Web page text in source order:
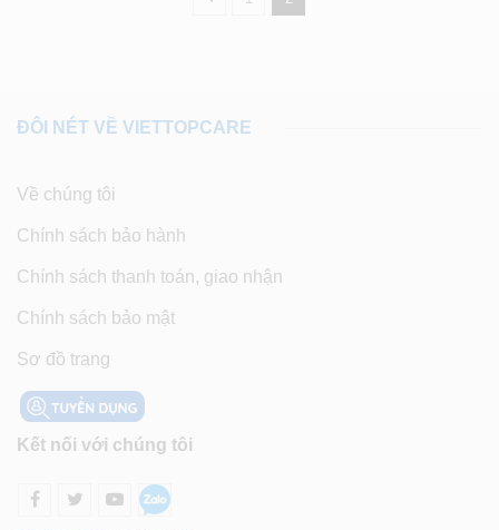
ĐÔI NÉT VỀ VIETTOPCARE
Về chúng tôi
Chính sách bảo hành
Chính sách thanh toán, giao nhận
Chính sách bảo mật
Sơ đồ trang
Kết nối với chúng tôi